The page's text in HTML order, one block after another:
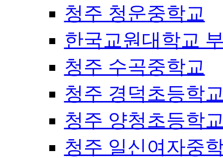
청주 청운중학교
한국교원대학교
청주 수곡중학교
청주 경덕초등학
청주 양청초등학
청주 일신여자중